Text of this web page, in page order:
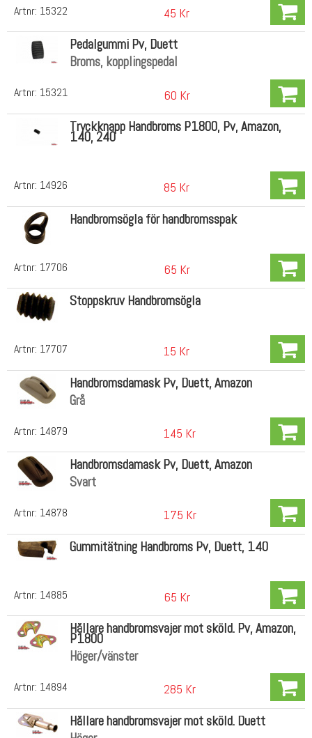
Artnr: 15322 45 Kr
Artnr: 15321
Pedalgummi Pv, Duett
Broms, kopplingspedal
60 Kr
Artnr: 14926
Tryckknapp Handbroms P1800, Pv, Amazon,
140, 240
85 Kr
Artnr: 17706
Handbromsögla för handbromsspak
65 Kr
Artnr: 17707
Stoppskruv Handbromsögla
15 Kr
Artnr: 14879
Handbromsdamask Pv, Duett, Amazon
Grå
145 Kr
Artnr: 14878
Handbromsdamask Pv, Duett, Amazon
Svart
175 Kr
Artnr: 14885
Gummitätning Handbroms Pv, Duett, 140
65 Kr
Artnr: 14894
Hållare handbromsvajer mot sköld. Pv, Amazon,
P1800
Höger/vänster
285 Kr
Hållare handbromsvajer mot sköld. Duett